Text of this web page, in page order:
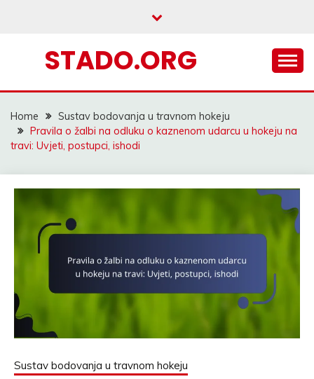
STADO.ORG
Home
Sustav bodovanja u travnom hokeju
Pravila o žalbi na odluku o kaznenom udarcu u hokeju na
travi: Uvjeti, postupci, ishodi
Sustav bodovanja u travnom hokeju